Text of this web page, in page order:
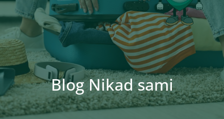
Blog Nikad sami